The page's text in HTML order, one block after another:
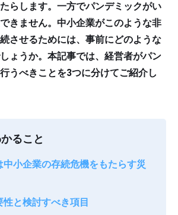
らします。一方でパンデミックがい
きません。中小企業がこのような非
させるためには、事前にどのような
ょうか。本記事では、経営者がパン
うべきことを3つに分けてご紹介し
ること
小企業の存続危機をもたらす災
性と検討すべき項目